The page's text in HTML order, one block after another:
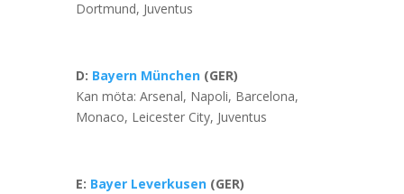
Dortmund, Juventus
D: Bayern München (GER)
Kan möta: Arsenal, Napoli, Barcelona,
Monaco, Leicester City, Juventus
E: Bayer Leverkusen (GER)